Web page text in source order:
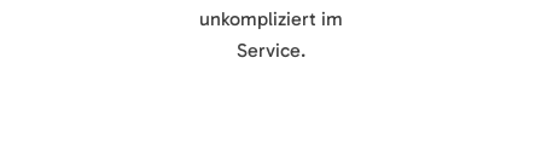
unkompliziert im
Service.